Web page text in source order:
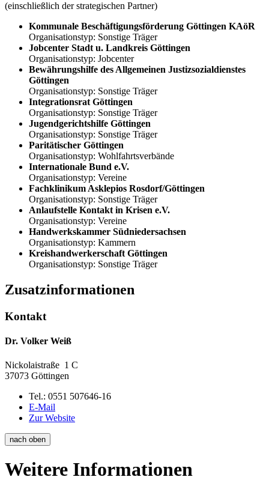
(einschließlich der strategischen Partner)
Kommunale Beschäftigungsförderung Göttingen KAöR
Organisationstyp: Sonstige Träger
Jobcenter Stadt u. Landkreis Göttingen
Organisationstyp: Jobcenter
Bewährungshilfe des Allgemeinen Justizsozialdienstes
Göttingen
Organisationstyp: Sonstige Träger
Integrationsrat Göttingen
Organisationstyp: Sonstige Träger
Jugendgerichtshilfe Göttingen
Organisationstyp: Sonstige Träger
Paritätischer Göttingen
Organisationstyp: Wohlfahrtsverbände
Internationale Bund e.V.
Organisationstyp: Vereine
Fachklinikum Asklepios Rosdorf/Göttingen
Organisationstyp: Sonstige Träger
Anlaufstelle Kontakt in Krisen e.V.
Organisationstyp: Vereine
Handwerkskammer Südniedersachsen
Organisationstyp: Kammern
Kreishandwerkerschaft Göttingen
Organisationstyp: Sonstige Träger
Zusatzinformationen
Kontakt
Dr. Volker Weiß
Nickolaistraße 1 C
37073 Göttingen
Tel.: 0551 507646-16
E-Mail
Zur Website
nach oben
Weitere Informationen